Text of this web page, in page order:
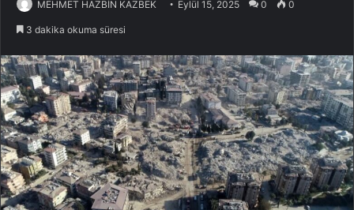
MEHMET HAZBİN KAZBEK Eylül 15, 2025 0 0
3 dakika okuma süresi